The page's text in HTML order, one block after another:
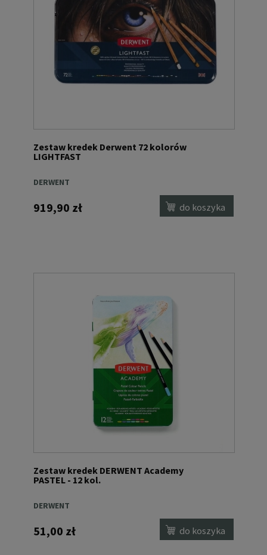
Zestaw kredek Derwent 72 kolorów
LIGHTFAST
DERWENT
919,90 zł do koszyka
Zestaw kredek DERWENT Academy
PASTEL - 12 kol.
DERWENT
51,00 zł do koszyka